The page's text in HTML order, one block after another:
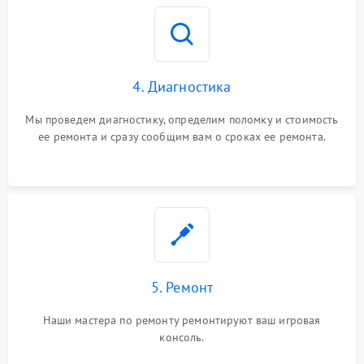
4. Диагностика
Мы проведем диагностику, определим поломку и стоимость
ее ремонта и сразу сообщим вам о сроках ее ремонта.
5. Ремонт
Наши мастера по ремонту ремонтируют ваш игровая
консоль.